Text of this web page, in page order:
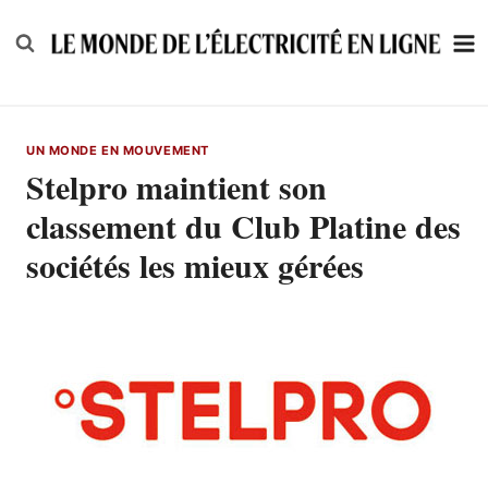
to
UN MONDE EN MOUVEMENT
Stelpro maintient son
classement du Club Platine des
sociétés les mieux gérées